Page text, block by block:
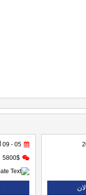
05 - 09 أبريل 2026
5800$